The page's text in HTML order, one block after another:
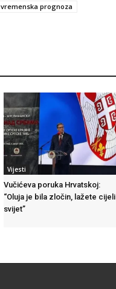
vremenska prognoza
Vijesti
Vučićeva poruka Hrvatskoj:
“Oluja je bila zločin, lažete cijeli
svijet”